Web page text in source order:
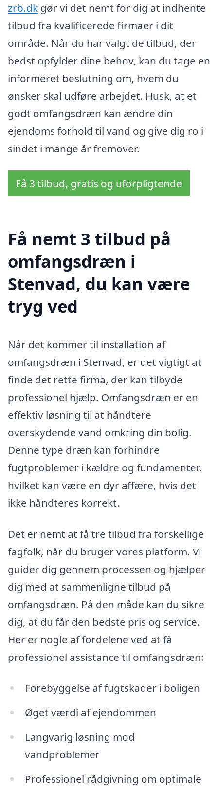
zrb.dk gør vi det nemt for dig at indhente
tilbud fra kvalificerede firmaer i dit
område. Når du har valgt de tilbud, der
bedst opfylder dine behov, kan du tage en
informeret beslutning om, hvem du
ønsker skal udføre arbejdet. Husk, at et
godt omfangsdræn kan ændre din
ejendoms forhold til vand og give dig ro i
sindet i mange år fremover.
Få 3 tilbud, gratis og uforpligtende
Få nemt 3 tilbud på
omfangsdræn i
Stenvad, du kan være
tryg ved
Når det kommer til installation af
omfangsdræn i Stenvad, er det vigtigt at
finde det rette firma, der kan tilbyde
professionel hjælp. Omfangsdræn er en
effektiv løsning til at håndtere
overskydende vand omkring din bolig.
Denne type dræn kan forhindre
fugtproblemer i kældre og fundamenter,
hvilket kan være en dyr affære, hvis det
ikke håndteres korrekt.
Det er nemt at få tre tilbud fra forskellige
fagfolk, når du bruger vores platform. Vi
guider dig gennem processen og hjælper
dig med at sammenligne tilbud på
omfangsdræn. På den måde kan du sikre
dig, at du får den bedste pris og service.
Her er nogle af fordelene ved at få
professionel assistance til omfangsdræn:
Forebyggelse af fugtskader i boligen
Øget værdi af ejendommen
Langvarig løsning mod
vandproblemer
Professionel rådgivning om optimale